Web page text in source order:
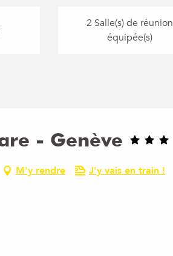
2 Salle(s) de réunion
équipée(s)
- Genève
M'y rendre J'y vais en train !